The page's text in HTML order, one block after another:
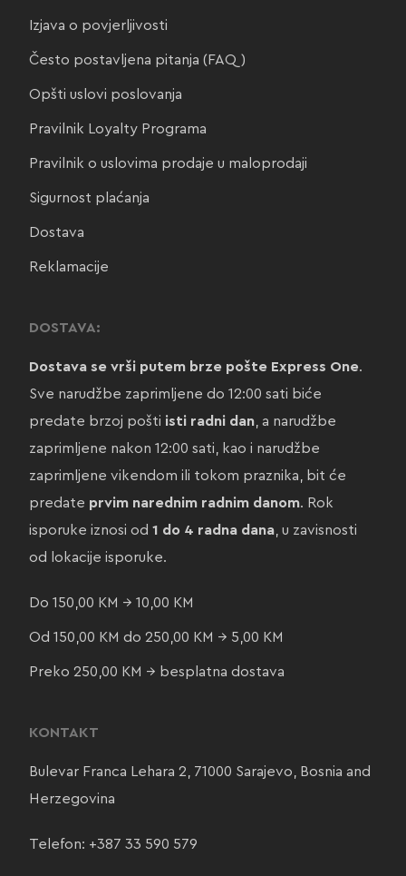
Izjava o povjerljivosti
Često postavljena pitanja (FAQ)
Opšti uslovi poslovanja
Pravilnik Loyalty Programa
Pravilnik o uslovima prodaje u maloprodaji
Sigurnost plaćanja
Dostava
Reklamacije
DOSTAVA:
Dostava se vrši putem brze pošte Express One.
Sve narudžbe zaprimljene do 12:00 sati biće
predate brzoj pošti isti radni dan, a narudžbe
zaprimljene nakon 12:00 sati, kao i narudžbe
zaprimljene vikendom ili tokom praznika, bit će
predate prvim narednim radnim danom. Rok
isporuke iznosi od 1 do 4 radna dana, u zavisnosti
od lokacije isporuke.
Do 150,00 KM → 10,00 KM
Od 150,00 KM do 250,00 KM → 5,00 KM
Preko 250,00 KM → besplatna dostava
KONTAKT
Bulevar Franca Lehara 2, 71000 Sarajevo, Bosnia and
Herzegovina
Telefon: +387 33 590 579